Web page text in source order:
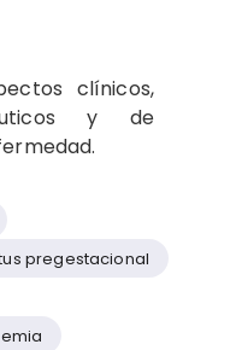
clínicos,
y de
pregestacional